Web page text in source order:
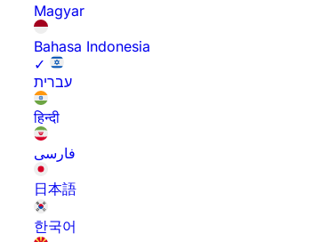
Magyar
Bahasa Indonesia
✓
עברית
हिन्दी
فارسی
日本語
한국어